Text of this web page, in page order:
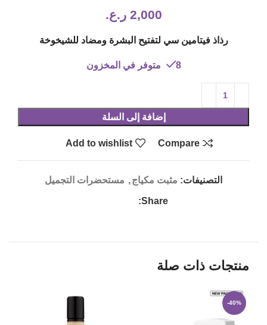
2,000 ر.ع.
رذاذ فيتامين سي لتفتيح البشرة ومضاد للشيخوخة
8 متوفر في المخزون
إضافة إلى السلة
Compare
Add to wishlist
التصنيفات: مثبت مكياج, مستحضرات التجميل
Share:
منتجات ذات صلة
-40%